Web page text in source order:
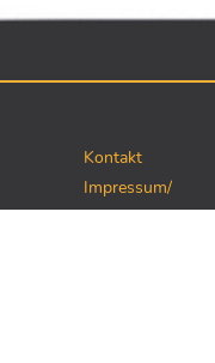
Kontakt
Impressum/
Datenschutz